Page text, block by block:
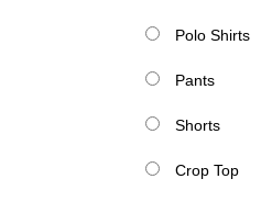
Polo Shirts
Pants
Shorts
Crop Top